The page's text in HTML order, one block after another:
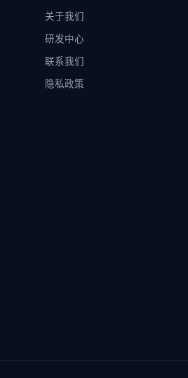
关于我们
研发中心
联系我们
隐私政策